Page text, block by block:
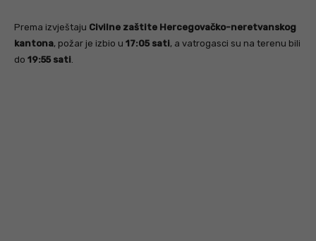
Prema izvještaju Civilne zaštite Hercegovačko-neretvanskog
kantona, požar je izbio u 17:05 sati, a vatrogasci su na terenu bili
do 19:55 sati.